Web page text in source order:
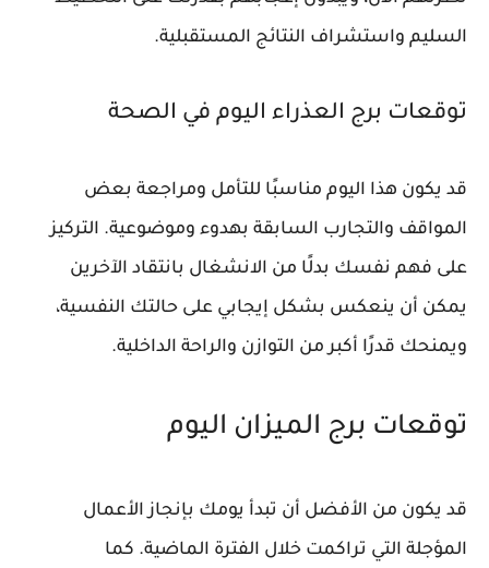
السليم واستشراف النتائج المستقبلية.
توقعات برج العذراء اليوم في الصحة
قد يكون هذا اليوم مناسبًا للتأمل ومراجعة بعض
المواقف والتجارب السابقة بهدوء وموضوعية. التركيز
على فهم نفسك بدلًا من الانشغال بانتقاد الآخرين
يمكن أن ينعكس بشكل إيجابي على حالتك النفسية،
ويمنحك قدرًا أكبر من التوازن والراحة الداخلية.
توقعات برج الميزان اليوم
قد يكون من الأفضل أن تبدأ يومك بإنجاز الأعمال
المؤجلة التي تراكمت خلال الفترة الماضية. كما